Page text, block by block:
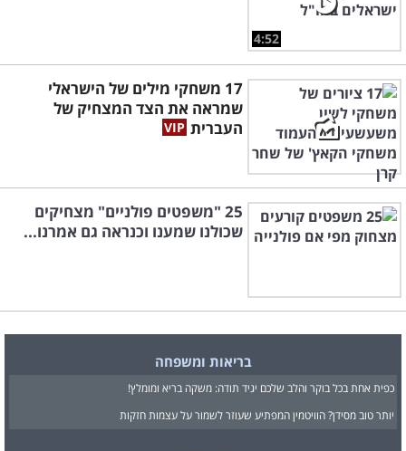
4:52
17 משחקי מילים של הישראלי
שמראה את הצד המצחיק של
העברית
25 "משפטים פולניים" מצחיקים
שכולנו שמענו וכנראה גם אמרנו...
בריאות ומשפחה
כפית אחת בכל בוקר והלב שלכם יגיד תודה: משקה בריא ומומלץ!
יותר טוב מסידן? הוויטמין המפתיע שעוזר לשמור על עצמות חזקות